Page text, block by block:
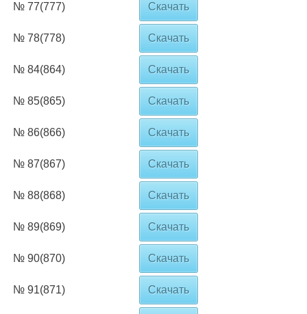
№ 77(777) Скачать
№ 78(778) Скачать
№ 84(864) Скачать
№ 85(865) Скачать
№ 86(866) Скачать
№ 87(867) Скачать
№ 88(868) Скачать
№ 89(869) Скачать
№ 90(870) Скачать
№ 91(871) Скачать